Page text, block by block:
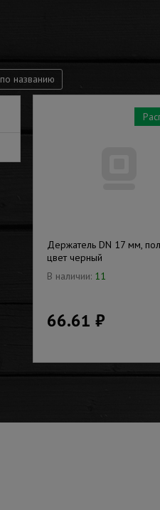
по названию
Держатель DN 17 мм,
цвет черный
В наличии: 11
66.61 ₽